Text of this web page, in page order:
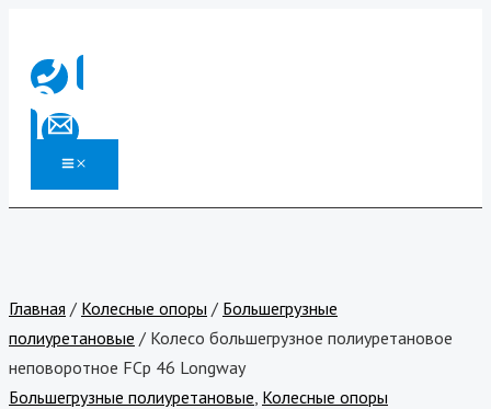
содержимому
Главная / Колесные опоры / Большегрузные
полиуретановые / Колесо большегрузное полиуретановое
неповоротное FCp 46 Longway
Большегрузные полиуретановые, Колесные опоры
Колесо
полиуретановое
неповоротное
FCp